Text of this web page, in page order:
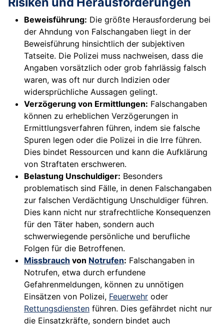
Beweisführung: Die größte Herausforderung bei
der Ahndung von Falschangaben liegt in der
Beweisführung hinsichtlich der subjektiven
Tatseite. Die Polizei muss nachweisen, dass die
Angaben vorsätzlich oder grob fahrlässig falsch
waren, was oft nur durch Indizien oder
widersprüchliche Aussagen gelingt.
Verzögerung von Ermittlungen: Falschangaben
können zu erheblichen Verzögerungen in
Ermittlungsverfahren führen, indem sie falsche
Spuren legen oder die Polizei in die Irre führen.
Dies bindet Ressourcen und kann die Aufklärung
von Straftaten erschweren.
Belastung Unschuldiger: Besonders
problematisch sind Fälle, in denen Falschangaben
zur falschen Verdächtigung Unschuldiger führen.
Dies kann nicht nur strafrechtliche Konsequenzen
für den Täter haben, sondern auch
schwerwiegende persönliche und berufliche
Folgen für die Betroffenen.
Missbrauch von Notrufen: Falschangaben in
Notrufen, etwa durch erfundene
Gefahrenmeldungen, können zu unnötigen
Einsätzen von Polizei, Feuerwehr oder
Rettungsdiensten führen. Dies gefährdet nicht nur
die Einsatzkräfte, sondern bindet auch